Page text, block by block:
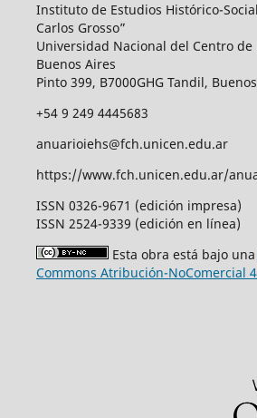
Instituto de Estudios Histórico-
Carlos Grosso”
Universidad Nacional del Centro de
Buenos Aires
Pinto 399, B7000GHG Tandil,
+54 9 249 4445683
anuarioiehs@fch.unicen.edu.ar
https://www.fch.unicen.edu.ar/
ISSN 0326-9671 (edición impresa)
ISSN 2524-9339 (edición en línea)
Esta obra está bajo una
Commons Atribución-NoComercial